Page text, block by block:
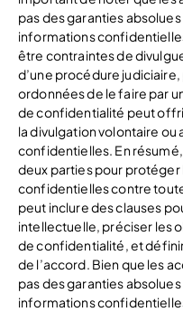
pas des garanties
informations
être contraintes de
d’une procédure
ordonnées de le faire par
de confidentialité peut
la divulgation volontaire
confidentielles. En
deux parties pour
confidentielles contre
peut inclure des clauses
intellectuelle, préciser les
de confidentialité, et
de l’accord. Bien que les
pas des garanties
informations